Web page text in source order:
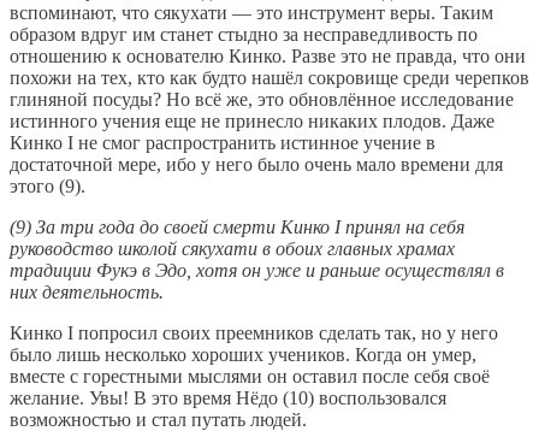
вспоминают, что сякухати — это инструмент веры. Таким
образом вдруг им станет стыдно за несправедливость по
отношению к основателю Кинко. Разве это не правда, что они
похожи на тех, кто как будто нашёл сокровище среди черепков
глиняной посуды? Но всё же, это обновлённое исследование
истинного учения еще не принесло никаких плодов. Даже
Кинко I не смог распространить истинное учение в
достаточной мере, ибо у него было очень мало времени для
этого (9).
(9) За три года до своей смерти Кинко I принял на себя
руководство школой сякухати в обоих главных храмах
традиции Фукэ в Эдо, хотя он уже и раньше осуществлял в
них деятельность.
Кинко I попросил своих преемников сделать так, но у него
было лишь несколько хороших учеников. Когда он умер,
вместе с горестными мыслями он оставил после себя своё
желание. Увы! В это время Нёдо (10) воспользовался
возможностью и стал путать людей.